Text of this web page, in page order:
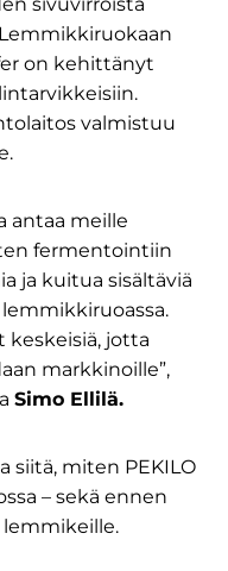
on kehittänyt
valmistuu
antaa meille
fermentointiin
ja kuitua sisältäviä
jotta
markkinoille”,
Simo Ellilä.
siitä, miten PEKILO
– sekä ennen